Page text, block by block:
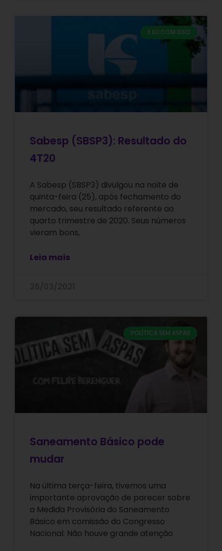
E EU COM ISSO
Sabesp (SBSP3): Resultado do
4T20
A Sabesp (SBSP3) divulgou na noite de
quinta-feira (25), após fechamento do
mercado, seu resultado referente ao
quarto trimestre de 2020. Seus números
vieram bons,
Leia mais
POLÍTICA SEM ASPAS
Saneamento Básico pode
mudar
Na última terça-feira, tivemos uma
importante aprovação de parecer sobre
a Medida Provisória do Saneamento
Básico em comissão do Congresso
Nacional. Não houve grande atenção